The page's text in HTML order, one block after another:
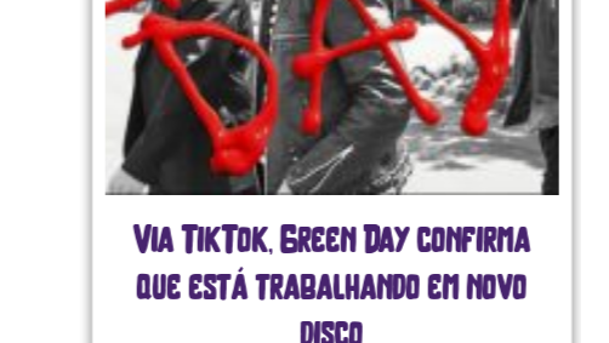
Via TikTok, Green Day confirma
que está trabalhando em novo